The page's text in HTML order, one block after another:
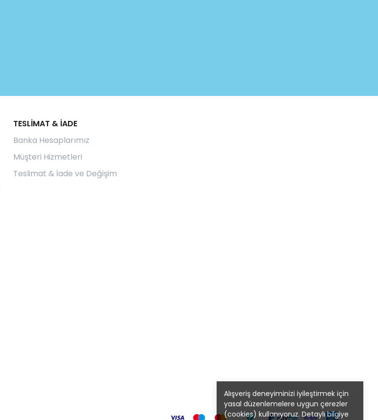
Alışveriş deneyiminizi iyileştirmek için
yasal düzenlemelere uygun çerezler
(cookies) kullanıyoruz. Detaylı bilgiye
TESLİMAT & İADE
Banka Hesaplarımız
Müşteri Hizmetleri
Teslimat & İade ve Değişim